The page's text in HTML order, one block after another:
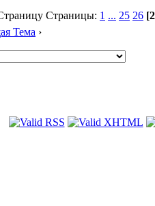
Страницы: 1 ... 25 26
Тема ›